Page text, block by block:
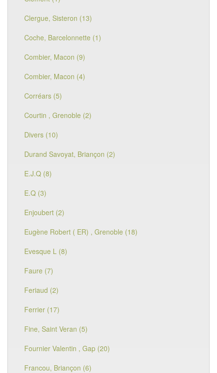
Clergue, Sisteron (13)
Coche, Barcelonnette (1)
Combier, Macon (9)
Combier, Macon (4)
Corréars (5)
Courtin , Grenoble (2)
Divers (10)
Durand Savoyat, Briançon (2)
E.J.Q (8)
E.Q (3)
Enjoubert (2)
Eugène Robert ( ER) , Grenoble (18)
Evesque L (8)
Faure (7)
Feriaud (2)
Ferrier (17)
Fine, Saint Veran (5)
Fournier Valentin , Gap (20)
Francou, Briançon (6)